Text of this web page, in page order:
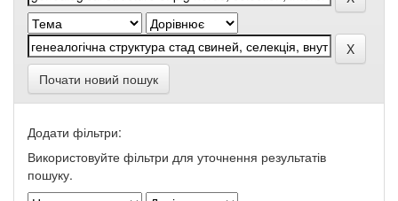
Почати новий пошук
Додати фільтри:
Використовуйте фільтри для уточнення результатів
пошуку.